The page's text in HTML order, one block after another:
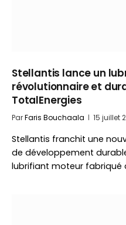
Stellantis lance un
révolutionnaire et
TotalEnergies
ParFaris Bouchaala 15 juillet
Stellantis franchit une
de développement
lubrifiant moteur fabriqué